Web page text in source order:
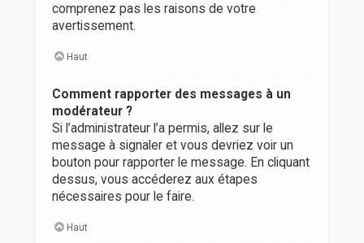
comprenez pas les raisons de votre
avertissement.
Haut
Comment rapporter des messages à un
modérateur ?
Si l’administrateur l’a permis, allez sur le
message à signaler et vous devriez voir un
bouton pour rapporter le message. En cliquant
dessus, vous accéderez aux étapes
nécessaires pour le faire.
Haut